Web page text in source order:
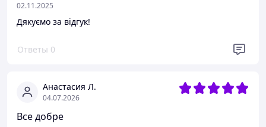
02.11.2025
Дякуємо за відгук!
Ответы 0
Анастасия Л.
04.07.2026
Все добре